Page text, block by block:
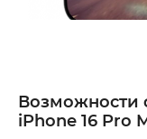
Возможности
iPhone 16 Pro